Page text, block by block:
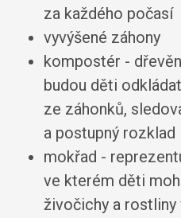
za každého počasí
vyvýšené záhony
kompostér -
budou děti
ze záhonků,
a postupný rozklad
mokřad -
ve kterém děti
živočichy a rostliny